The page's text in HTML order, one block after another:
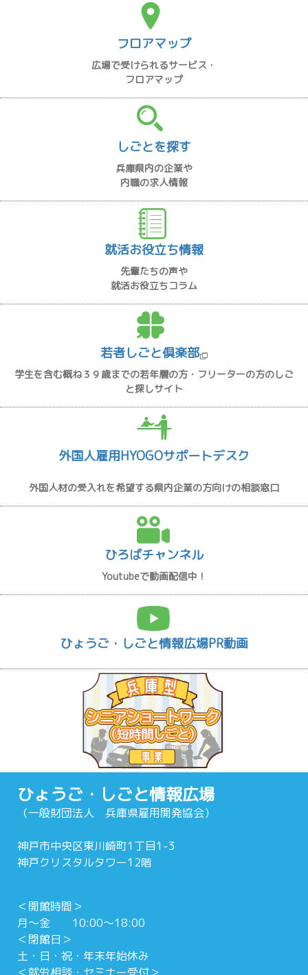
フロアマップ
広場で受けられるサービス・
フロアマップ
しごとを探す
兵庫県内の企業や
内職の求人情報
就活お役立ち情報
先輩たちの声や
就活お役立ちコラム
若者しごと倶楽部
学生を含む概ね３９歳までの若年層の方・フリーターの方のしご
と探しサイト
外国人雇用HYOGOサポートデスク
外国人材の受入れを希望する県内企業の方向けの相談窓口
ひろばチャンネル
Youtubeで動画配信中！
ひょうご・しごと情報広場PR動画
ひょうご・しごと情報広場
（一般財団法人 兵庫県雇用開発協会）
神戸市中央区東川崎町1丁目1-3
神戸クリスタルタワー12階
＜開館時間＞
月～金 10:00～18:00
＜閉館日＞
土・日・祝・年末年始休み